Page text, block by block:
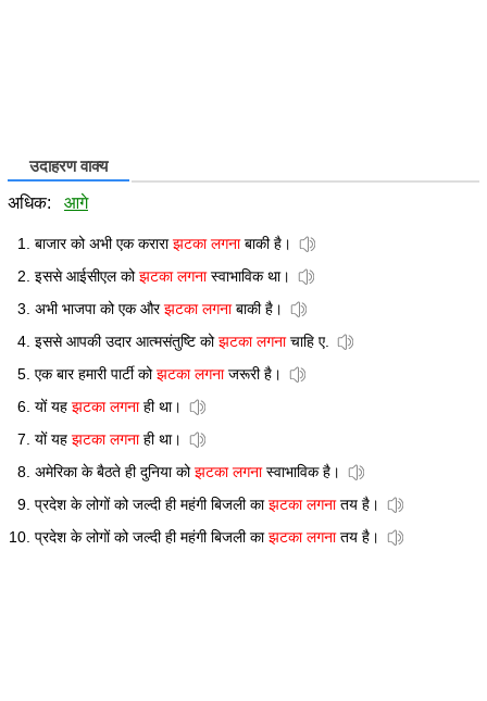
उदाहरण वाक्य
अधिक: आगे
बाजार को अभी एक कराराझटका लगनाबाकी है।
इससे आईसीएल कोझटका लगनास्वाभाविक था।
अभी भाजपा को एक औरझटका लगनाबाकी है।
इससे आपकी उदार आत्मसंतुष्टि कोझटका लगनाचाहि ए.
एक बार हमारी पार्टी कोझटका लगनाजरूरी है।
यों यह झटका लगनाही था।
यों यह झटका लगनाही था।
अमेरिका के बैठते ही दुनिया कोझटका लगनास्वाभाविक है।
प्रदेश के लोगों को जल्दी ही महंगी बिजली काझटका लगनातय है।
प्रदेश के लोगों को जल्दी ही महंगी बिजली काझटका लगनातय है।